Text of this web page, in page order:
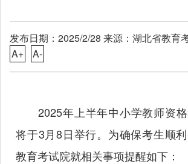
发布日期：2025/2/28 来源：湖北省教育
A+
A-
2025年上半年中小学教师资格
将于3月8日举行。为确保考生顺
教育考试院就相关事项提醒如下：